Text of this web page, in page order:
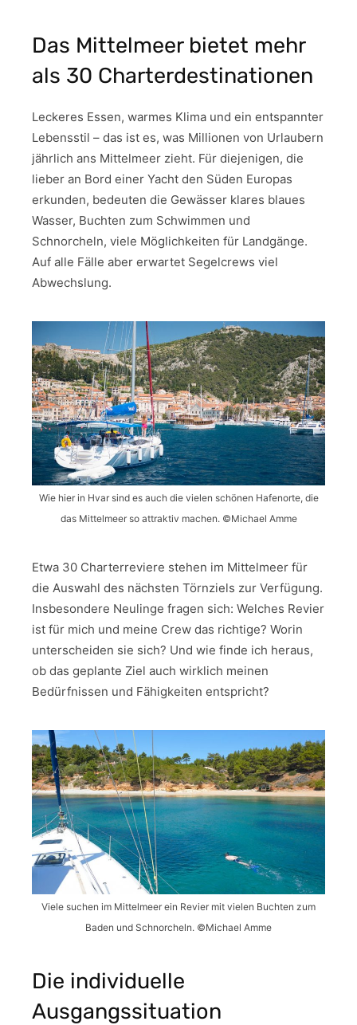
Das Mittelmeer bietet mehr
als 30 Charterdestinationen
Leckeres Essen, warmes Klima und ein entspannter
Lebensstil – das ist es, was Millionen von Urlaubern
jährlich ans Mittelmeer zieht. Für diejenigen, die
lieber an Bord einer Yacht den Süden Europas
erkunden, bedeuten die Gewässer klares blaues
Wasser, Buchten zum Schwimmen und
Schnorcheln, viele Möglichkeiten für Landgänge.
Auf alle Fälle aber erwartet Segelcrews viel
Abwechslung.
Wie hier in Hvar sind es auch die vielen schönen Hafenorte, die
das Mittelmeer so attraktiv machen. ©Michael Amme
Etwa 30 Charterreviere stehen im Mittelmeer für
die Auswahl des nächsten Törnziels zur Verfügung.
Insbesondere Neulinge fragen sich: Welches Revier
ist für mich und meine Crew das richtige? Worin
unterscheiden sie sich? Und wie finde ich heraus,
ob das geplante Ziel auch wirklich meinen
Bedürfnissen und Fähigkeiten entspricht?
Viele suchen im Mittelmeer ein Revier mit vielen Buchten zum
Baden und Schnorcheln. ©Michael Amme
Die individuelle
Ausgangssituation